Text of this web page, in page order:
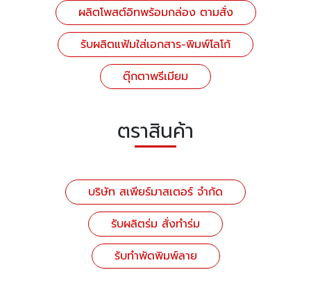
ผลิตโพสต์อิทพร้อมกล่อง ตามสั่ง
รับผลิตแฟ้มใส่เอกสาร-พิมพ์โลโก้
ตุ๊กตาพรีเมียม
ตราสินค้า
บริษัท สเพียร์มาสเตอร์ จำกัด
รับผลิตร่ม สั่งทำร่ม
รับทำพัดพิมพ์ลาย